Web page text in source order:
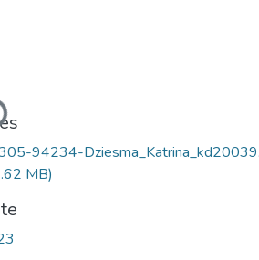
94234-
MB)